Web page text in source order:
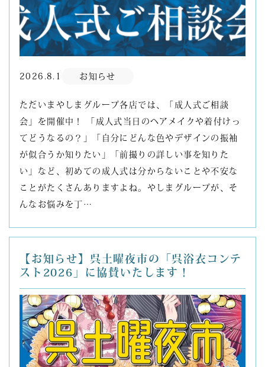
2026.8.1 お知らせ
ただいまやしまグループ各店では、「成人式ご相談
会」を開催中！ 「成人式当日のヘアメイクや着付けっ
てどうなるの？」「自分にどんな色やデザインの振袖
が似合うか知りたい」「前撮りの詳しい事を知りた
い」など、初めての成人式は分からないことや不安な
ことがたくさんありますよね。やしまグループが、そ
んなお悩みを丁…
【お知らせ】呉土曜夜市の「呉浴衣コンテ
スト2026」に協賛いたします！